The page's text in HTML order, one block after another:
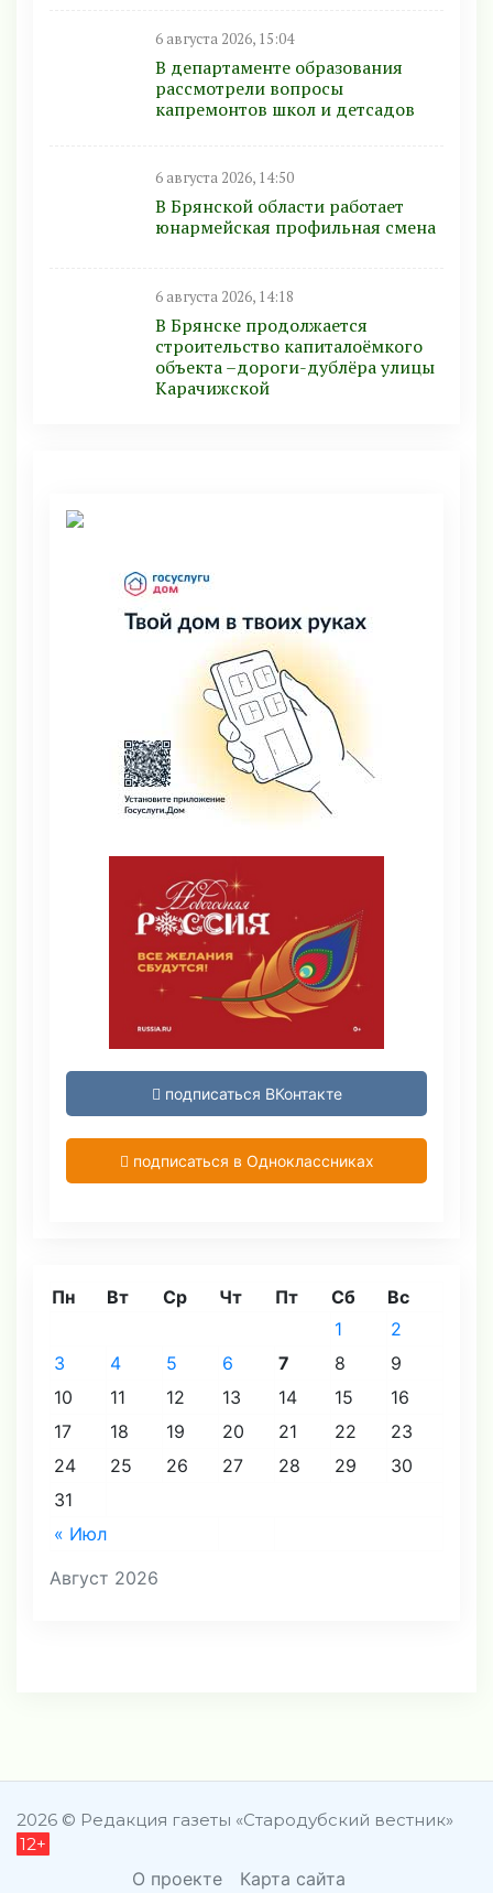
6 августа 2026, 15:04
В департаменте образования
рассмотрели вопросы
капремонтов школ и детсадов
6 августа 2026, 14:50
В Брянской области работает
юнармейская профильная смена
6 августа 2026, 14:18
В Брянске продолжается
строительство капиталоёмкого
объекта –дороги-дублёра улицы
Карачижской
подписаться ВКонтакте
подписаться в Одноклассниках
Август 2026
Пн Вт Ср Чт Пт Сб Вс
« Июл
1
2
3
4 5 6 7 8
9
10
11 12 13 14 15
16
17
18 19 20 21 22
23
24
25 26 27 28 29
30
31
2026 © Редакция газеты «Стародубский вестник»
12+
О проекте Карта сайта